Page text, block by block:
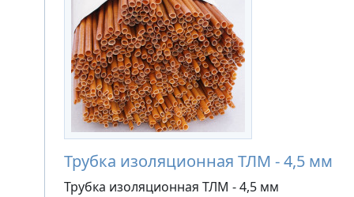
Трубка изоляционная ТЛМ - 4,5 мм
Трубка изоляционная ТЛМ - 4,5 мм